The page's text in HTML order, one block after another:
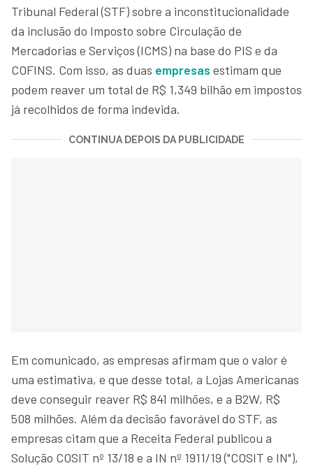
Tribunal Federal (STF) sobre a inconstitucionalidade
da inclusão do Imposto sobre Circulação de
Mercadorias e Serviços (ICMS) na base do PIS e da
COFINS. Com isso, as duas empresas estimam que
podem reaver um total de R$ 1,349 bilhão em impostos
já recolhidos de forma indevida.
CONTINUA DEPOIS DA PUBLICIDADE
Em comunicado, as empresas afirmam que o valor é
uma estimativa, e que desse total, a Lojas Americanas
deve conseguir reaver R$ 841 milhões, e a B2W, R$
508 milhões. Além da decisão favorável do STF, as
empresas citam que a Receita Federal publicou a
Solução COSIT nº 13/18 e a IN nº 1911/19 ("COSIT e IN"),